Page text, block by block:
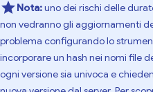
Nota:uno dei rischi delle
non vedranno gli aggiornamenti
problema configurando lo
incorporare un hash nei nomi file
ogni versione sia univoca e